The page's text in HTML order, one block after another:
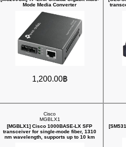
Mode Media Converter
1,200.00฿
Cisco
MGBLX1
[MGBLX1] Cisco 1000BASE-LX SFP
transceiver for single-mode fiber, 1310
nm wavelength, supports up to 10 km